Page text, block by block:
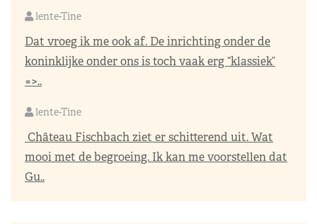
lente-Tine
Dat vroeg ik me ook af. De inrichting onder de
koninklijke onder ons is toch vaak erg “klassiek”
=>..
lente-Tine
Château Fischbach ziet er schitterend uit. Wat
mooi met de begroeing. Ik kan me voorstellen dat
Gu..